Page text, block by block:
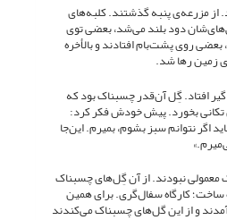
از مزرعه‌ی پنبه گذشتند. کلبه‌های
دود بلند می‌شد، بعضی توی
روی پشت‌بام افتادند و بالأخره
زمین رها شد.
افتاد. گِل آن‌قدر چسبناک بود که
بخورد. پیش خودش فکر کرد:
اگر نتوانم سبز بشوم، بمیرم. این‌جا
معمولی نبودند. از آن گِل‌های چسبناک
کارگاه سفال‌گری. برای همین
و از این گل‌های چسبناک می‌کندند